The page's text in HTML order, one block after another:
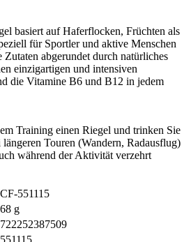
basiert auf Haferflocken, Früchten als
für Sportler und aktive Menschen
abgerundet durch natürliches
einzigartigen und intensiven
die Vitamine B6 und B12 in jedem
Training einen Riegel und trinken Sie
Touren (Wandern, Radausflug)
während der Aktivität verzehrt
CF-551115
68 g
722252387509
551115